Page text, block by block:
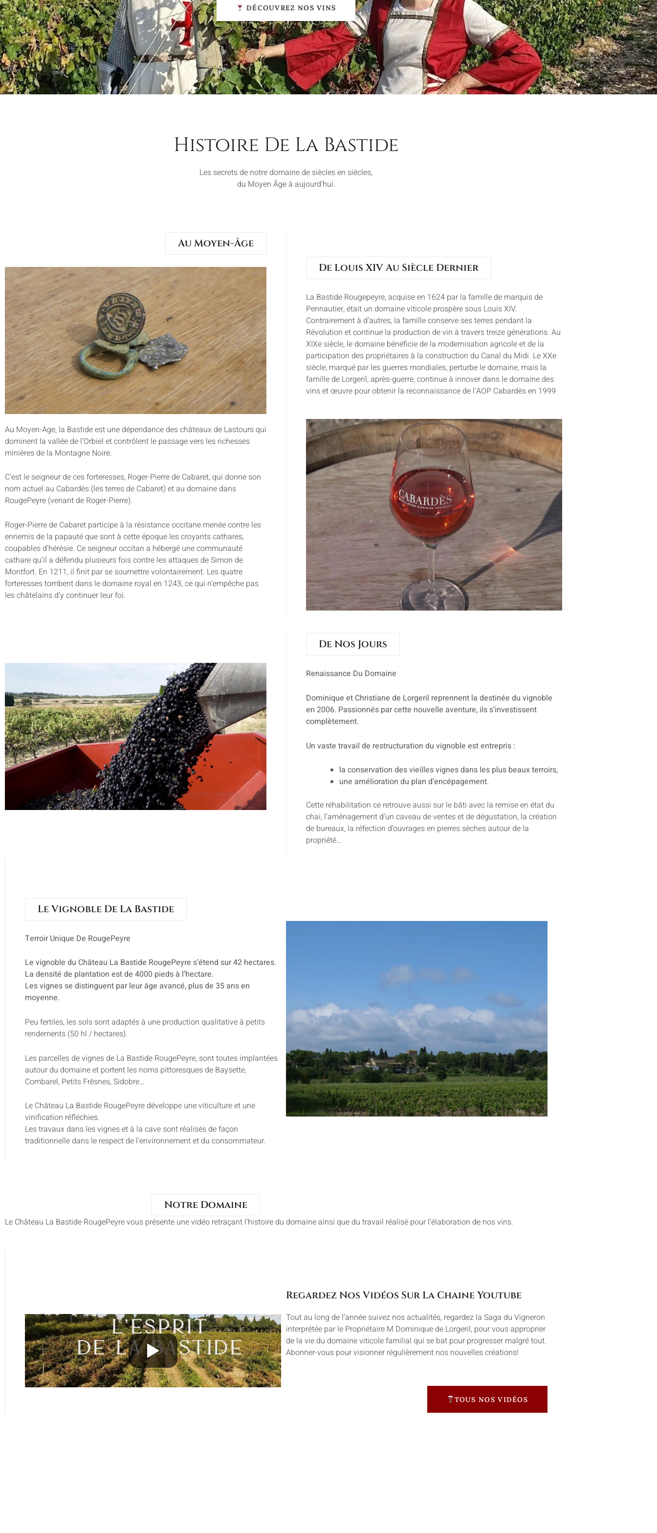
DÉCOUVREZ NOS VINS
Histoire De La Bastide
Les secrets de notre domaine de siècles en siècles,
du Moyen Âge à aujourd’hui.
Au Moyen-Âge
Au Moyen-Age, la Bastide est une dépendance des châteaux de Lastours qui
dominent la vallée de l’Orbiel et contrôlent le passage vers les richesses
minières de la Montagne Noire.
C’est le seigneur de ces forteresses, Roger-Pierre de Cabaret, qui donne son
nom actuel au Cabardès (les terres de Cabaret) et au domaine dans
RougePeyre (venant de Roger-Pierre).
Roger-Pierre de Cabaret participe à la résistance occitane menée contre les
ennemis de la papauté que sont à cette époque les croyants cathares,
coupables d’hérésie. Ce seigneur occitan a hébergé une communauté
cathare qu’il a défendu plusieurs fois contre les attaques de Simon de
Montfort. En 1211, il finit par se soumettre volontairement. Les quatre
forteresses tombent dans le domaine royal en 1243, ce qui n’empêche pas
les châtelains d’y continuer leur foi.
De Louis XIV Au Siècle Dernier
La Bastide Rougepeyre, acquise en 1624 par la famille de marquis de
Pennautier, était un domaine viticole prospère sous Louis XIV.
Contrairement à d’autres, la famille conserve ses terres pendant la
Révolution et continue la production de vin à travers treize générations. Au
XIXe siècle, le domaine bénéficie de la modernisation agricole et de la
participation des propriétaires à la construction du Canal du Midi. Le XXe
siècle, marqué par les guerres mondiales, perturbe le domaine, mais la
famille de Lorgeril, après-guerre, continue à innover dans le domaine des
vins et œuvre pour obtenir la reconnaissance de l’AOP Cabardès en 1999
De Nos Jours
Renaissance Du Domaine
Dominique et Christiane de Lorgeril reprennent la destinée du vignoble
en 2006. Passionnés par cette nouvelle aventure, ils s’investissent
complètement.
Un vaste travail de restructuration du vignoble est entrepris :
la conservation des vieilles vignes dans les plus beaux terroirs,
une amélioration du plan d’encépagement.
Cette réhabilitation ce retrouve aussi sur le bâti avec la remise en état du
chai, l’aménagement d’un caveau de ventes et de dégustation, la création
de bureaux, la réfection d’ouvrages en pierres sèches autour de la
propriété…
Le Vignoble De La Bastide
Terroir Unique De RougePeyre
Le vignoble du Château La Bastide RougePeyre s’étend sur 42 hectares.
La densité de plantation est de 4000 pieds à l’hectare.
Les vignes se distinguent par leur âge avancé, plus de 35 ans en
moyenne.
Peu fertiles, les sols sont adaptés à une production qualitative à petits
rendements (50 hl / hectares).
Les parcelles de vignes de La Bastide RougePeyre, sont toutes implantées
autour du domaine et portent les noms pittoresques de Baysette,
Combarel, Petits Frêsnes, Sidobre…
Le Château La Bastide RougePeyre développe une viticulture et une
vinification réfléchies.
Les travaux dans les vignes et à la cave sont réalisés de façon
traditionnelle dans le respect de l’environnement et du consommateur.
Notre Domaine
Le Château La Bastide RougePeyre vous présente une vidéo retraçant l’histoire du domaine ainsi que du travail réalisé pour l’élaboration de nos vins.
Regardez Nos Vidéos Sur La Chaine Youtube
Tout au long de l’année suivez nos actualités, regardez la Saga du Vigneron
interprétée par le Propriétaire M Dominique de Lorgeril, pour vous approprier
de la vie du domaine viticole familial qui se bat pour progresser malgré tout.
Abonner-vous pour visionner régulièrement nos nouvelles créations!
TOUS NOS VIDÉOS